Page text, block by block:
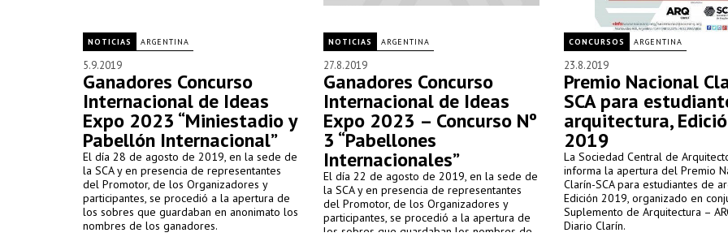
NOTICIAS ARGENTINA
5.9.2019
Ganadores Concurso
Internacional de Ideas
Expo 2023 “Miniestadio y
Pabellón Internacional”
El día 28 de agosto de 2019, en la sede de
la SCA y en presencia de representantes
del Promotor, de los Organizadores y
participantes, se procedió a la apertura de
los sobres que guardaban en anonimato los
nombres de los ganadores.
NOTICIAS ARGENTINA
27.8.2019
Ganadores Concurso
Internacional de Ideas
Expo 2023 – Concurso Nº
3 “Pabellones
Internacionales”
El día 22 de agosto de 2019, en la sede de
la SCA y en presencia de representantes
del Promotor, de los Organizadores y
participantes, se procedió a la apertura de
los sobres que guardaban los nombres de
CONCURSOS ARGENTINA
23.8.2019
Premio Nacional
SCA para
arquitectura,
2019
La Sociedad Central de
informa la apertura del Premio
Clarín-SCA para estudiantes de
Edición 2019, organizado en
Suplemento de Arquitectura –
Diario Clarín.